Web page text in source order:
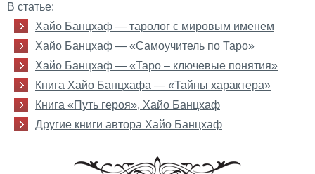
В статье:
Хайо Банцхаф — таролог с мировым именем
Хайо Банцхаф — «Самоучитель по Таро»
Хайо Банцхаф — «Таро – ключевые понятия»
Книга Хайо Банцхафа — «Тайны характера»
Книга «Путь героя», Хайо Банцхаф
Другие книги автора Хайо Банцхаф